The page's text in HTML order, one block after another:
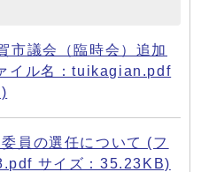
市議会（臨時会）追加
イル名：tuikagian.pdf
員の選任について (フ
サイズ：35.23KB)